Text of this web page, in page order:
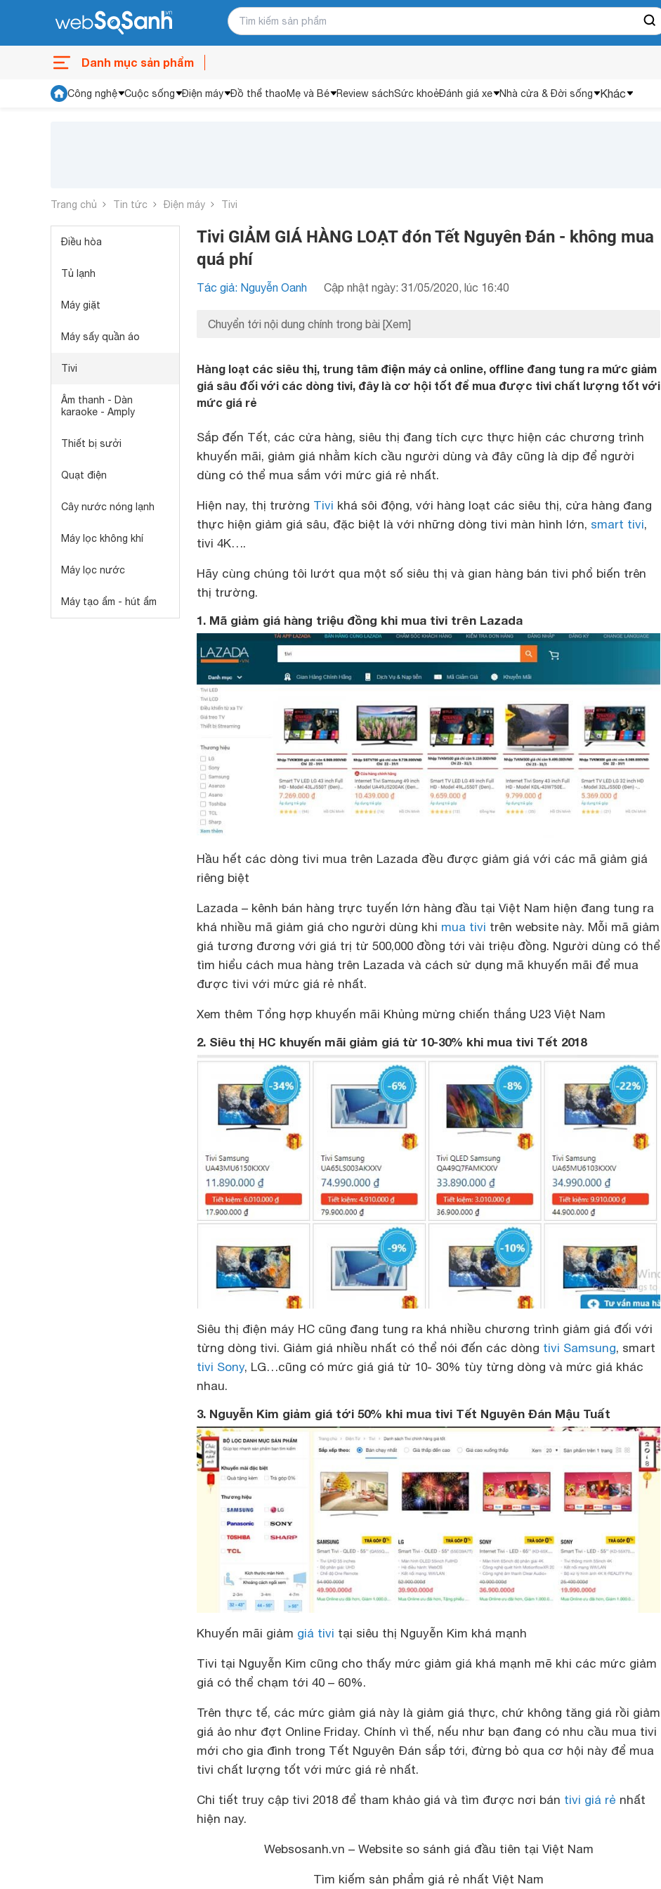
Danh mục sản phẩm
Công nghệ Cuộc sống Điện máy Đồ thể thaoMẹ và Bé Review sáchSức khoẻĐánh giá xe Nhà cửa & Đời sống Khác
Trang chủ Tin tức Điện máy Tivi
Điều hòa
Tủ lạnh
Máy giặt
Máy sấy quần áo
Tivi
Âm thanh - Dàn
karaoke - Amply
Thiết bị sưởi
Quạt điện
Cây nước nóng lạnh
Máy lọc không khí
Máy lọc nước
Máy tạo ẩm - hút ẩm
Tivi GIẢM GIÁ HÀNG LOẠT đón Tết Nguyên Đán - không mua
quá phí
Tác giả: Nguyễn Oanh Cập nhật ngày: 31/05/2020, lúc 16:40
Chuyển tới nội dung chính trong bài [Xem]
Hàng loạt các siêu thị, trung tâm điện máy cả online, offline đang tung ra mức giảm
giá sâu đối với các dòng tivi, đây là cơ hội tốt để mua được tivi chất lượng tốt với
mức giá rẻ
Sắp đến Tết, các cửa hàng, siêu thị đang tích cực thực hiện các chương trình
khuyến mãi, giảm giá nhằm kích cầu người dùng và đây cũng là dịp để người
dùng có thể mua sắm với mức giá rẻ nhất.
Hiện nay, thị trường Tivi khá sôi động, với hàng loạt các siêu thị, cửa hàng đang
thực hiện giảm giá sâu, đặc biệt là với những dòng tivi màn hình lớn, smart tivi,
tivi 4K….
Hãy cùng chúng tôi lướt qua một số siêu thị và gian hàng bán tivi phổ biến trên
thị trường.
1. Mã giảm giá hàng triệu đồng khi mua tivi trên Lazada
Hầu hết các dòng tivi mua trên Lazada đều được giảm giá với các mã giảm giá
riêng biệt
Lazada – kênh bán hàng trực tuyến lớn hàng đầu tại Việt Nam hiện đang tung ra
khá nhiều mã giảm giá cho người dùng khi mua tivi trên website này. Mỗi mã giảm
giá tương đương với giá trị từ 500,000 đồng tới vài triệu đồng. Người dùng có thể
tìm hiểu cách mua hàng trên Lazada và cách sử dụng mã khuyến mãi để mua
được tivi với mức giá rẻ nhất.
Xem thêm Tổng hợp khuyến mãi Khủng mừng chiến thắng U23 Việt Nam
2. Siêu thị HC khuyến mãi giảm giá từ 10-30% khi mua tivi Tết 2018
Siêu thị điện máy HC cũng đang tung ra khá nhiều chương trình giảm giá đối với
từng dòng tivi. Giảm giá nhiều nhất có thể nói đến các dòng tivi Samsung, smart
tivi Sony, LG…cũng có mức giá giá từ 10- 30% tùy từng dòng và mức giá khác
nhau.
3. Nguyễn Kim giảm giá tới 50% khi mua tivi Tết Nguyên Đán Mậu Tuất
Khuyến mãi giảm giá tivi tại siêu thị Nguyễn Kim khá mạnh
Tivi tại Nguyễn Kim cũng cho thấy mức giảm giá khá mạnh mẽ khi các mức giảm
giá có thể chạm tới 40 – 60%.
Trên thực tế, các mức giảm giá này là giảm giá thực, chứ không tăng giá rồi giảm
giá ảo như đợt Online Friday. Chính vì thế, nếu như bạn đang có nhu cầu mua tivi
mới cho gia đình trong Tết Nguyên Đán sắp tới, đừng bỏ qua cơ hội này để mua
tivi chất lượng tốt với mức giá rẻ nhất.
Chi tiết truy cập tivi 2018 để tham khảo giá và tìm được nơi bán tivi giá rẻ nhất
hiện nay.
Websosanh.vn – Website so sánh giá đầu tiên tại Việt Nam
Tìm kiếm sản phẩm giá rẻ nhất Việt Nam